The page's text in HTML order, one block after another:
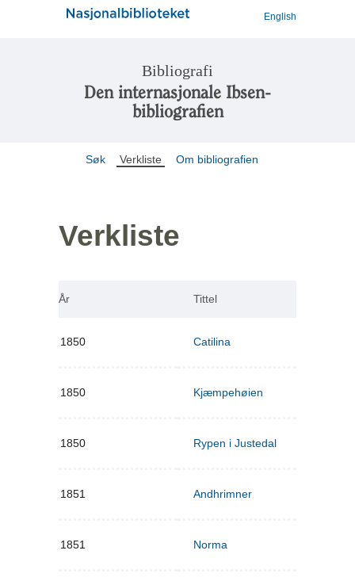
English
Bibliografi
Den internasjonale Ibsen-
bibliografien
Søk Verkliste Om bibliografien
Verkliste
År Tittel
1850 Catilina
1850 Kjæmpehøien
1850 Rypen i Justedal
1851 Andhrimner
1851 Norma